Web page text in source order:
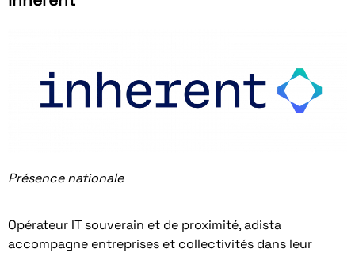
Présence nationale
Opérateur IT souverain et de proximité, adista
accompagne entreprises et collectivités dans leur